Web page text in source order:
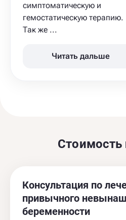
симптоматическую и
гемостатическую терапию.
Так же ...
Читать дальше
Стоимость
Консультация по
привычного
беременности